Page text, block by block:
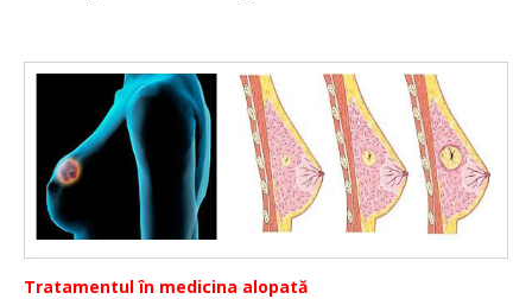
Tratamentul în medicina alopată